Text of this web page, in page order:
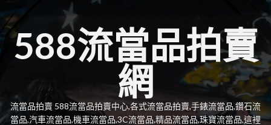
to
content
588流當品拍賣
網
流當品拍賣 588流當品拍賣中心,各式流當品拍賣,手錶流當品,鑽石流
當品,汽車流當品,機車流當品,3C流當品,精品流當品,珠寶流當品,這裡